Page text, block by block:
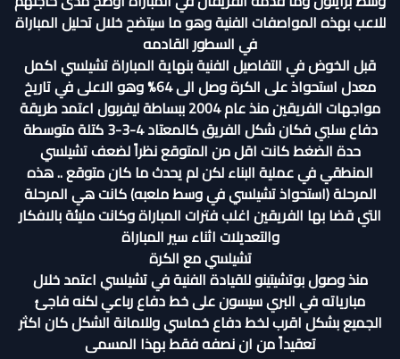
للاعب بهذه المواصفات الفنية وهو ما سيتضح خلال تحليل المباراة
في السطور القادمه
قبل الخوض في التفاصيل الفنية بنهاية المباراة تشيلسي اكمل
معدل استحواذ على الكرة وصل الى 64% وهو الاعلى في تاريخ
مواجهات الفريقين منذ عام 2004 ببساطة ليفربول اعتمد طريقة
دفاع سلبي فكان شكل الفريق كالمعتاد 4-3-3 كتلة متوسطة
حدة الضغط كانت اقل من المتوقع نظراً لضعف تشيلسي
المنطقي في عملية البناء لكن لم يحدث ما كان متوقع .. هذه
المرحلة (استحواذ تشيلسي في وسط ملعبه) كانت هي المرحلة
التي قضا بها الفريقين اغلب فترات المباراة وكانت مليئة بالافكار
والتعديلات اثناء سير المباراة
تشيلسي مع الكرة
منذ وصول بوتشيتينو للقيادة الفنية في تشيلسي اعتمد خلال
مبارياته في البري سيسون على خط دفاع رباعي لكنه فاجئ
الجميع بشكل اقرب لخط دفاع خماسي وللامانة الشكل كان اكثر
تعقيداً من ان نصفه فقط بهذا المسمى